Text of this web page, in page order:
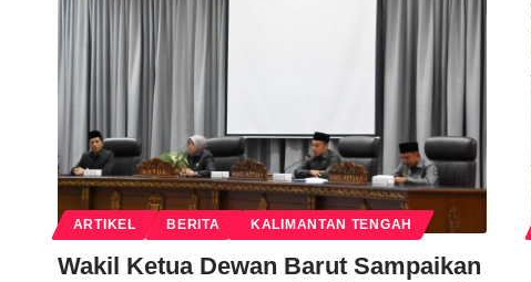
ARTIKEL BERITA KALIMANTAN TENGAH
Wakil Ketua Dewan Barut Sampaikan